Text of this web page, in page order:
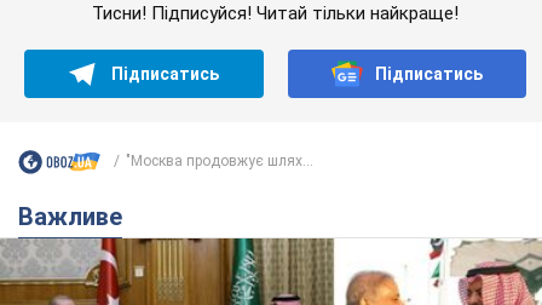
Тисни! Підписуйся! Читай тільки найкраще!
Підписатись Підписатись
"Москва продовжує шлях...
Важливе